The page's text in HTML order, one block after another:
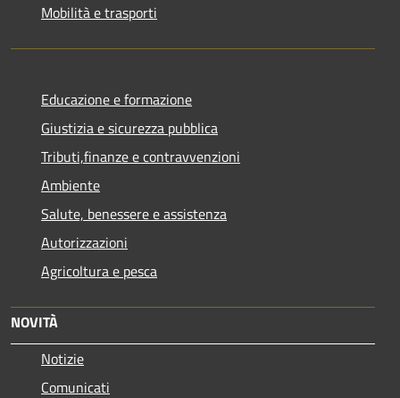
Mobilità e trasporti
Educazione e formazione
Giustizia e sicurezza pubblica
Tributi,finanze e contravvenzioni
Ambiente
Salute, benessere e assistenza
Autorizzazioni
Agricoltura e pesca
NOVITÀ
Notizie
Comunicati